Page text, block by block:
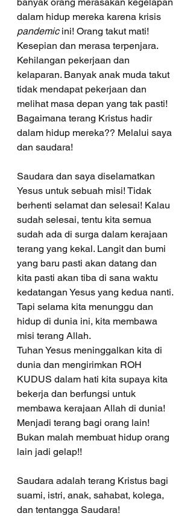
dalam hidup mereka karena krisis
pandemic ini! Orang takut mati!
Kesepian dan merasa terpenjara.
Kehilangan pekerjaan dan
kelaparan. Banyak anak muda takut
tidak mendapat pekerjaan dan
melihat masa depan yang tak pasti!
Bagaimana terang Kristus hadir
dalam hidup mereka?? Melalui saya
dan saudara!
Saudara dan saya diselamatkan
Yesus untuk sebuah misi! Tidak
berhenti selamat dan selesai! Kalau
sudah selesai, tentu kita semua
sudah ada di surga dalam kerajaan
terang yang kekal. Langit dan bumi
yang baru pasti akan datang dan
kita pasti akan tiba di sana waktu
kedatangan Yesus yang kedua nanti.
Tapi selama kita menunggu dan
hidup di dunia ini, kita membawa
misi terang Allah.
Tuhan Yesus meninggalkan kita di
dunia dan mengirimkan ROH
KUDUS dalam hati kita supaya kita
bekerja dan berfungsi untuk
membawa kerajaan Allah di dunia!
Menjadi terang bagi orang lain!
Bukan malah membuat hidup orang
lain jadi gelap!!
Saudara adalah terang Kristus bagi
suami, istri, anak, sahabat, kolega,
dan tentangga Saudara!